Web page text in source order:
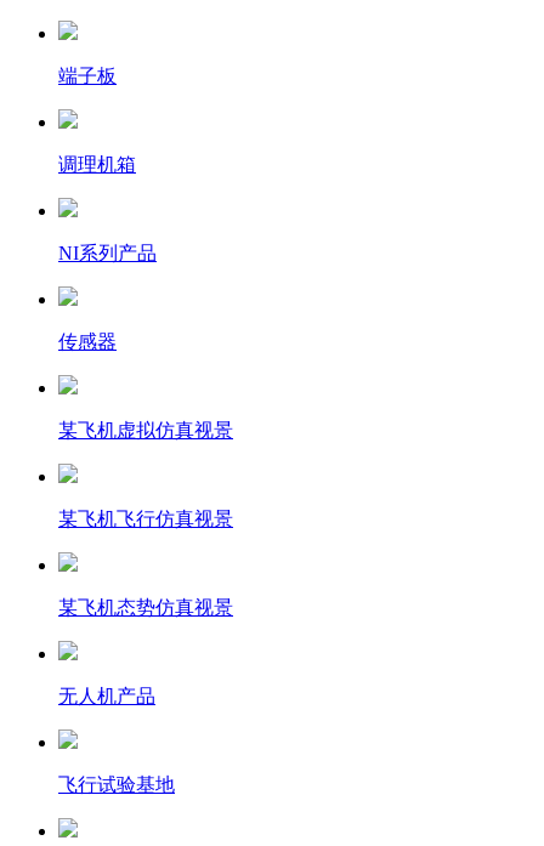
端子板
调理机箱
NI系列产品
传感器
某飞机虚拟仿真视景
某飞机飞行仿真视景
某飞机态势仿真视景
无人机产品
飞行试验基地